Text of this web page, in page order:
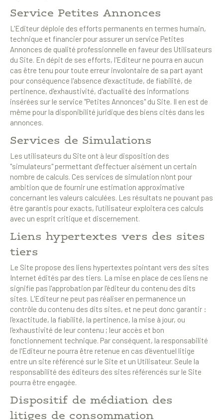
Service Petites Annonces
L'Editeur déploie des efforts permanents en termes humain,
technique et financier pour assurer un service Petites
Annonces de qualité professionnelle en faveur des Utilisateurs
du Site. En dépit de ses efforts, l'Editeur ne pourra en aucun
cas être tenu pour toute erreur involontaire de sa part ayant
pour conséquence l'absence d'exactitude, de fiabilité, de
pertinence, d'exhaustivité, d'actualité des informations
insérées sur le service "Petites Annonces" du Site. Il en est de
même pour la disponibilité juridique des biens cités dans les
annonces.
Services de Simulations
Les utilisateurs du Site ont à leur disposition des
"simulateurs" permettant d'effectuer aisément un certain
nombre de calculs. Ces services de simulation n'ont pour
ambition que de fournir une estimation approximative
concernant les valeurs calculées. Les résultats ne pouvant pas
être garantis pour exacts, l'utilisateur exploitera ces calculs
avec un esprit critique et discernement.
Liens hypertextes vers des sites
tiers
Le Site propose des liens hypertextes pointant vers des sites
Internet édités par des tiers. La mise en place de ces liens ne
signifie pas l'approbation par l'éditeur du contenu des dits
sites. L'Editeur ne peut pas réaliser en permanence un
contrôle du contenu des dits sites, et ne peut donc garantir :
l'exactitude, la fiabilité, la pertinence, la mise à jour, ou
l'exhaustivité de leur contenu ; leur accès et bon
fonctionnement technique. Par conséquent, la responsabilité
de l'Editeur ne pourra être retenue en cas d'éventuel litige
entre un site référencé sur le Site et un Utilisateur. Seule la
responsabilité des éditeurs des sites référencés sur le Site
pourra être engagée.
Dispositif de médiation des
litiges de consommation